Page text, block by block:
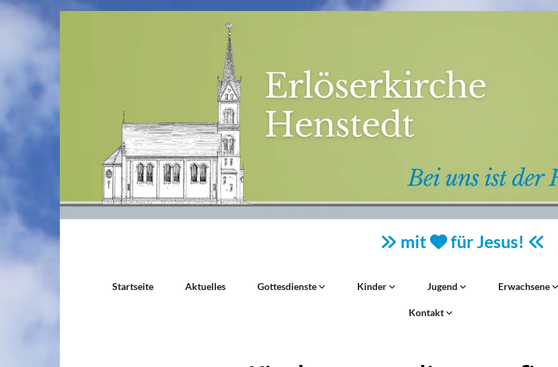
 mit für Jesus! 
Startseite Aktuelles Gottesdienste Kinder Jugend Erwachsene
Kontakt